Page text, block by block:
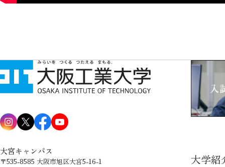
大宮キャンパス
〒535-8585 大阪市旭区大宮5-16-1 大学紹